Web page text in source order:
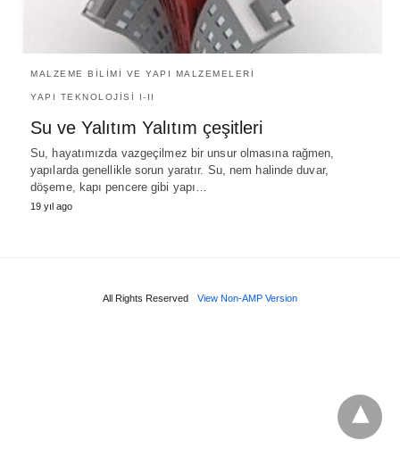
MALZEME BILIMI VE YAPI MALZEMELERI
YAPI TEKNOLOJISI I-II
Su ve Yalıtım Yalıtım çeşitleri
Su, hayatımızda vazgeçilmez bir unsur olmasına rağmen,
yapılarda genellikle sorun yaratır. Su, nem halinde duvar,
döşeme, kapı pencere gibi yapı…
19 yıl ago
All Rights Reserved View Non-AMP Version